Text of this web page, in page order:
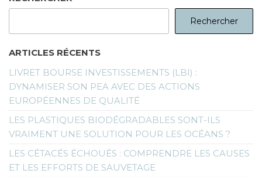
publications
Rechercher
ARTICLES RÉCENTS
LIVRET BOURSE INVESTISSEMENTS (LBI) :
DYNAMISER SON PEA AVEC DES ACTIONS
EUROPÉENNES DE QUALITÉ
LES PLASTIQUES BIODÉGRADABLES SONT-ILS
VRAIMENT UNE SOLUTION POUR LES OCÉANS ?
LES CÉTACÉS ÉCHOUÉS : COMPRENDRE LES CAUSES
ET LES EFFORTS DE SAUVETAGE